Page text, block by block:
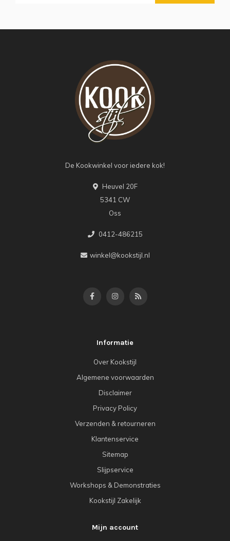
De Kookwinkel voor iedere kok!
Heuvel 20F
5341 CW
Oss
0412-486215
winkel@kookstijl.nl
Informatie
Over Kookstijl
Algemene voorwaarden
Disclaimer
Privacy Policy
Verzenden & retourneren
Klantenservice
Sitemap
Slijpservice
Workshops & Demonstraties
Kookstijl Zakelijk
Mijn account